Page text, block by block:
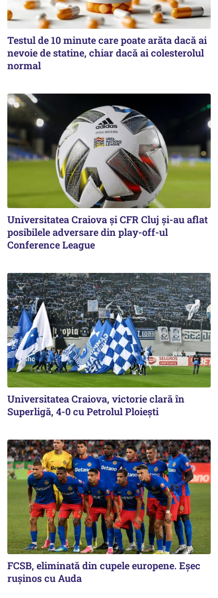
Testul de 10 minute care poate arăta dacă ai
nevoie de statine, chiar dacă ai colesterolul
normal
Universitatea Craiova și CFR Cluj și-au aflat
posibilele adversare din play-off-ul
Conference League
Universitatea Craiova, victorie clară în
Superligă, 4-0 cu Petrolul Ploieşti
FCSB, eliminată din cupele europene. Eşec
ruşinos cu Auda